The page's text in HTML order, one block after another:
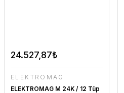
24.527,87₺
ELEKTROMAG
ELEKTROMAG M 24K / 12 Tüp